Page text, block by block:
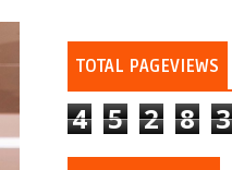
TOTAL PAGEVIEWS
4 5 2 8 3